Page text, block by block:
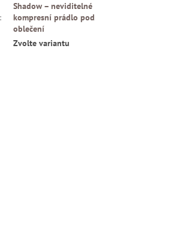
:
Shadow – neviditelné
kompresní prádlo pod
oblečení
Zvolte variantu